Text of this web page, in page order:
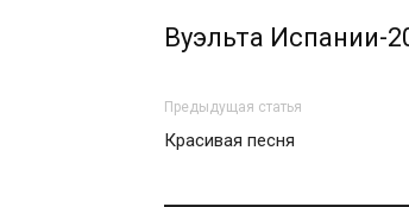
Вуэльта Испании-
Предыдущая статья
Красивая песня